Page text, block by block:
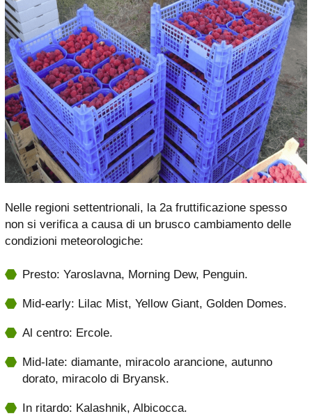
Nelle regioni settentrionali, la 2a fruttificazione spesso
non si verifica a causa di un brusco cambiamento delle
condizioni meteorologiche:
Presto: Yaroslavna, Morning Dew, Penguin.
Mid-early: Lilac Mist, Yellow Giant, Golden Domes.
Al centro: Ercole.
Mid-late: diamante, miracolo arancione, autunno
dorato, miracolo di Bryansk.
In ritardo: Kalashnik, Albicocca.